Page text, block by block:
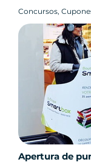
Concursos,
Apertura de